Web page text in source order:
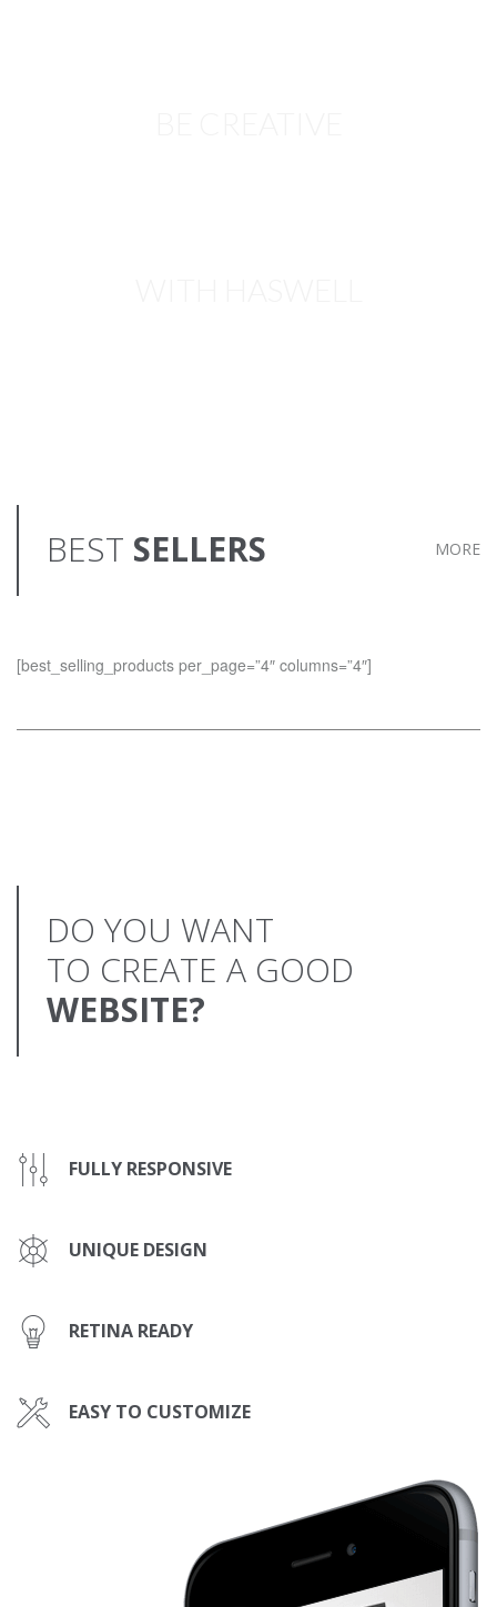
BEST SELLERS MORE
[best_selling_products per_page=”4″ columns=”4″]
DO YOU WANT
TO CREATE A GOOD
WEBSITE?
FULLY RESPONSIVE
UNIQUE DESIGN
RETINA READY
EASY TO CUSTOMIZE